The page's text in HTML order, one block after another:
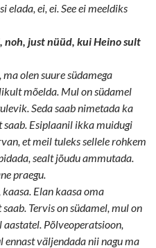
elada, ei, ei. See ei meeldiks
noh, just nüüd, kui Heino sult
olen suure südamega
mõelda. Mul on südamel
Seda saab nimetada ka
Esiplaanil ikka muidugi
et meil tuleks sellele rohkem
sealt jõudu ammutada.
praegu.
Elan kaasa oma
Tervis on südamel, mul on
Põlveoperatsioon,
ennast väljendada nii nagu ma